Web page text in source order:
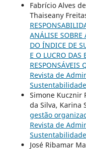
Fabrício Alves
Thaiseany
ANÁLISE SOBRE
DO ÍNDICE DE
E O LUCRO DAS
RESPONSÁVEIS
Revista de
Simone Kucznir
da Silva, Karina
gestão
Revista de
José Ribamar